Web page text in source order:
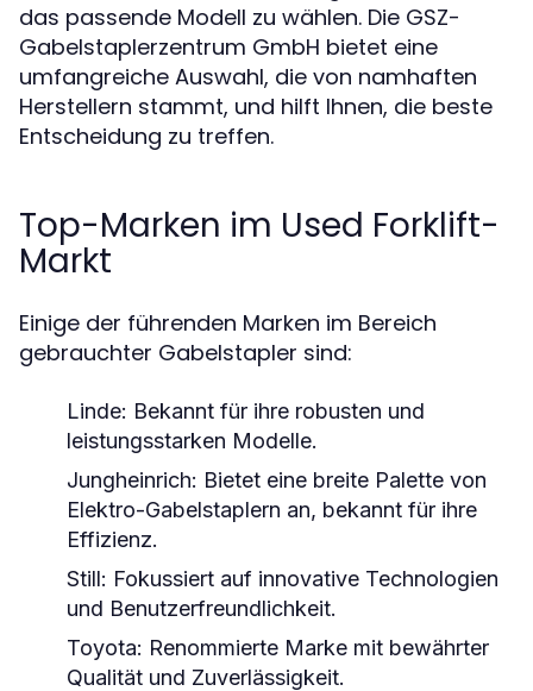
das passende Modell zu wählen. Die GSZ-
Gabelstaplerzentrum GmbH bietet eine
umfangreiche Auswahl, die von namhaften
Herstellern stammt, und hilft Ihnen, die beste
Entscheidung zu treffen.
Top-Marken im Used Forklift-
Markt
Einige der führenden Marken im Bereich
gebrauchter Gabelstapler sind:
Linde: Bekannt für ihre robusten und
leistungsstarken Modelle.
Jungheinrich: Bietet eine breite Palette von
Elektro-Gabelstaplern an, bekannt für ihre
Effizienz.
Still: Fokussiert auf innovative Technologien
und Benutzerfreundlichkeit.
Toyota: Renommierte Marke mit bewährter
Qualität und Zuverlässigkeit.